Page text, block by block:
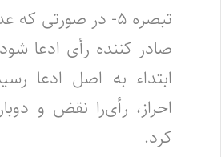
‌تبصره ۵- در
صادر کننده رأی ادعا
ابتداء به اصل ادعا
احراز، رأی‌را نقض و
کرد.